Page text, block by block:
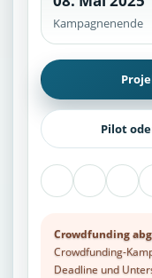
Kampagnenende
Pilot
Crowdfunding
Crowdfunding-
Deadline und